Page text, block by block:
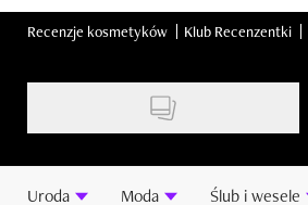
Recenzje kosmetyków Klub Recenzentki
Uroda Moda Ślub i wesele